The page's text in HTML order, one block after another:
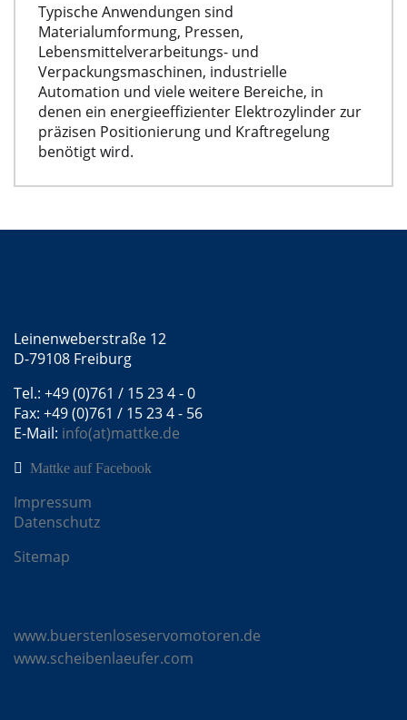
Typische Anwendungen sind
Materialumformung, Pressen,
Lebensmittelverarbeitungs- und
Verpackungsmaschinen, industrielle
Automation und viele weitere Bereiche, in
denen ein energieeffizienter Elektrozylinder zur
präzisen Positionierung und Kraftregelung
benötigt wird.
Leinenweberstraße 12
D-79108 Freiburg
Tel.: +49 (0)761 / 15 23 4 - 0
Fax: +49 (0)761 / 15 23 4 - 56
E-Mail: info(at)mattke.de
Mattke auf Facebook
Impressum
Datenschutz
Sitemap
www.buerstenloseservomotoren.de
www.scheibenlaeufer.com